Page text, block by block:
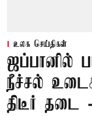
உலக செய்திகள்
ஜப்பானில்
நீச்சல்
திடீர்